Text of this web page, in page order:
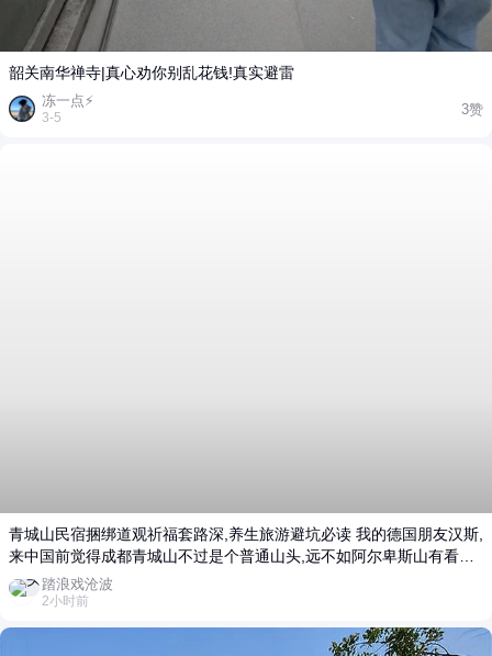
韶关南华禅寺|真心劝你别乱花钱!真实避雷
冻一点⚡️
3-5
3赞
青城山民宿捆绑道观祈福套路深,养生旅游避坑必读 我的德国朋友汉斯,
来中国前觉得成都青城山不过是个普通山头,远不如阿尔卑斯山有看头,
优越感拉满。结果亲自来了一趟,直接被当地民宿套路狠狠上了一课
——后劲大到骂了一路! 汉斯到青城山脚订了家民宿,前台热情推荐"道
体验下中国道教文化不错,交钱后才发现:这所谓的"道观"其实就是民宿
踏浪戏沧波
2小时前